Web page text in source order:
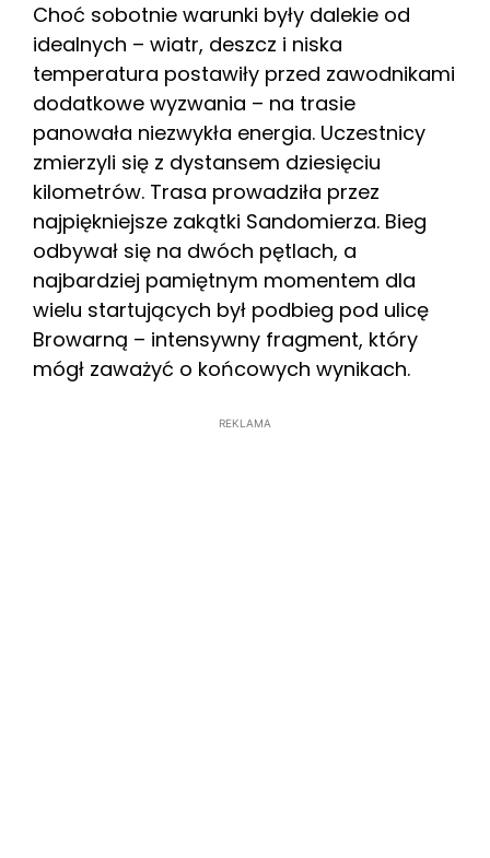
Choć sobotnie warunki były dalekie od
idealnych – wiatr, deszcz i niska
temperatura postawiły przed zawodnikami
dodatkowe wyzwania – na trasie
panowała niezwykła energia. Uczestnicy
zmierzyli się z dystansem dziesięciu
kilometrów. Trasa prowadziła przez
najpiękniejsze zakątki Sandomierza. Bieg
odbywał się na dwóch pętlach, a
najbardziej pamiętnym momentem dla
wielu startujących był podbieg pod ulicę
Browarną – intensywny fragment, który
mógł zaważyć o końcowych wynikach.
REKLAMA